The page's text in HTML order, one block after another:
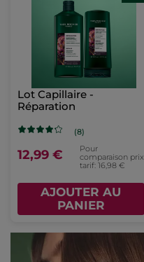
Lot Capillaire -
Réparation
(8)
12,99 €
Pour
comparaison prix
tarif: 16,98 €
AJOUTER AU
PANIER